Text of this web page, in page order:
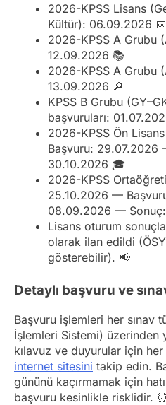
2026-KPSS Lisans
Kültür): 06.09.2026 📅
2026-KPSS A Grubu
12.09.2026 📚
2026-KPSS A Grubu
13.09.2026 🔎
KPSS B Grubu
başvuruları:
2026-KPSS Ön
Başvuru: 29.07.2026
30.10.2026 🎓
2026-KPSS
25.10.2026 —
08.09.2026 — Sonuç:
Lisans oturum
olarak ilan edildi
gösterebilir). 📢
Detaylı başvuru ve
Başvuru işlemleri her sınav
İşlemleri Sistemi) üzerinden
kılavuz ve duyurular için
internet sitesini takip edin.
gününü kaçırmamak için
başvuru kesinlikle risklidir. ⏰